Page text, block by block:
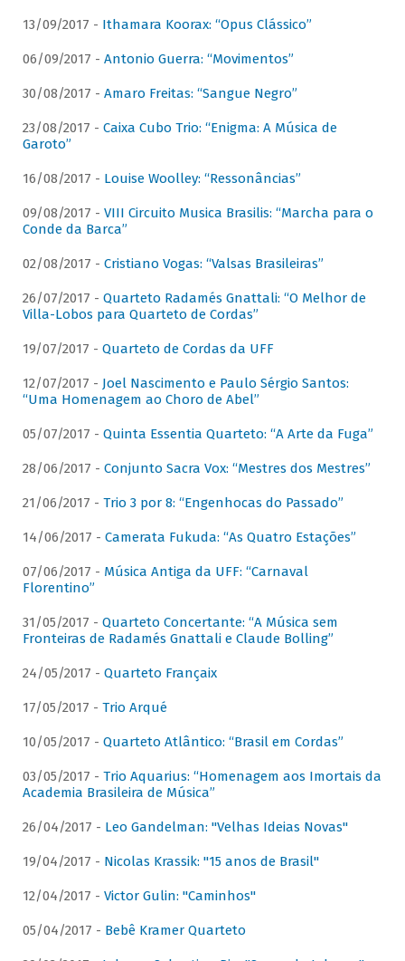
13/09/2017 - Ithamara Koorax: “Opus Clássico”
06/09/2017 - Antonio Guerra: “Movimentos”
30/08/2017 - Amaro Freitas: “Sangue Negro”
23/08/2017 - Caixa Cubo Trio: “Enigma: A Música de
Garoto”
16/08/2017 - Louise Woolley: “Ressonâncias”
09/08/2017 - VIII Circuito Musica Brasilis: “Marcha para o
Conde da Barca”
02/08/2017 - Cristiano Vogas: “Valsas Brasileiras”
26/07/2017 - Quarteto Radamés Gnattali: “O Melhor de
Villa-Lobos para Quarteto de Cordas”
19/07/2017 - Quarteto de Cordas da UFF
12/07/2017 - Joel Nascimento e Paulo Sérgio Santos:
“Uma Homenagem ao Choro de Abel”
05/07/2017 - Quinta Essentia Quarteto: “A Arte da Fuga”
28/06/2017 - Conjunto Sacra Vox: “Mestres dos Mestres”
21/06/2017 - Trio 3 por 8: “Engenhocas do Passado”
14/06/2017 - Camerata Fukuda: “As Quatro Estações”
07/06/2017 - Música Antiga da UFF: “Carnaval
Florentino”
31/05/2017 - Quarteto Concertante: “A Música sem
Fronteiras de Radamés Gnattali e Claude Bolling”
24/05/2017 - Quarteto Françaix
17/05/2017 - Trio Arqué
10/05/2017 - Quarteto Atlântico: “Brasil em Cordas”
03/05/2017 - Trio Aquarius: “Homenagem aos Imortais da
Academia Brasileira de Música”
26/04/2017 - Leo Gandelman: "Velhas Ideias Novas"
19/04/2017 - Nicolas Krassik: "15 anos de Brasil"
12/04/2017 - Victor Gulin: "Caminhos"
05/04/2017 - Bebê Kramer Quarteto